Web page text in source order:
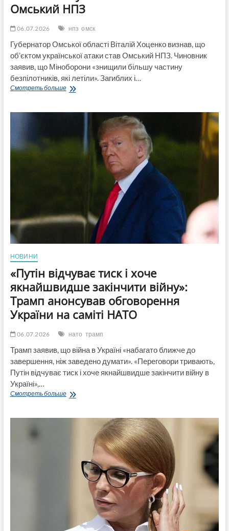
Омський НПЗ
06.07.2026 нпз омск
Губернатор Омської області Віталій Хоценко визнав, що
об’єктом української атаки став Омський НПЗ. Чиновник
заявив, що Міноборони «знищили більшу частину
безпілотників, які летіли». Загиблих і…
Смотреть большеГубернатор
РФ
безпілотників
НОВИНИ
«Путін відчуває тиск і хоче
якнайшвидше закінчити війну»:
Трамп анонсував обговорення
України на саміті НАТО
06.07.2026 нато трамп
Трамп заявив, що війна в Україні «набагато ближче до
завершення, ніж заведено думати». «Переговори тривають,
Путін відчуває тиск і хоче якнайшвидше закінчити війну в
Україні»,…
Смотреть больше«Путін
якнайшвидше
закінчити
Трамп
анонсував
обговорення
НАТО